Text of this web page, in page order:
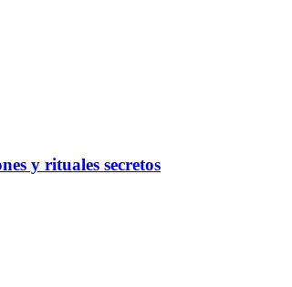
y rituales secretos